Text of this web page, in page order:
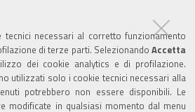
necessari al corretto funzionamento
di terze parti. Selezionando Accetta
dei cookie analytics e di profilazione.
utilizzati solo i cookie tecnici necessari alla
potrebbero non essere disponibili. Le
modificate in qualsiasi momento dal menu